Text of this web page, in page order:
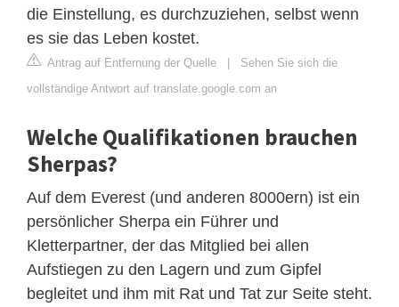
die Einstellung, es durchzuziehen, selbst wenn
es sie das Leben kostet.
Antrag auf Entfernung der Quelle | Sehen Sie sich die
vollständige Antwort auf translate.google.com an
Welche Qualifikationen brauchen
Sherpas?
Auf dem Everest (und anderen 8000ern) ist ein
persönlicher Sherpa ein Führer und
Kletterpartner, der das Mitglied bei allen
Aufstiegen zu den Lagern und zum Gipfel
begleitet und ihm mit Rat und Tat zur Seite steht.